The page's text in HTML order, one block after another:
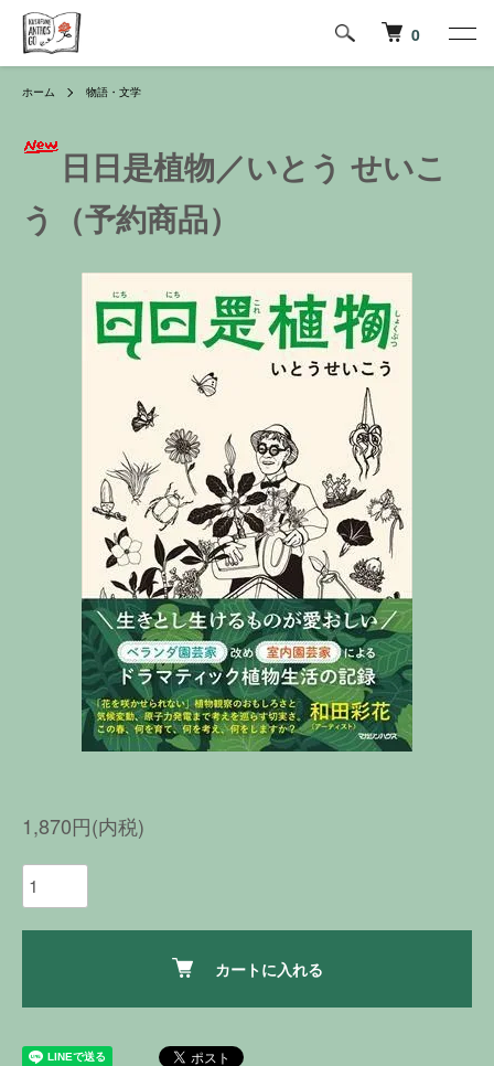
0
ホーム 物語・文学
日日是植物／いとう せいこ
う（予約商品）
1,870円(内税)
カートに入れる